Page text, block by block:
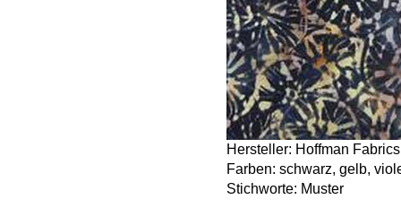
Hersteller: Hoffman Fabrics
Farben: schwarz, gelb,
Stichworte: Muster